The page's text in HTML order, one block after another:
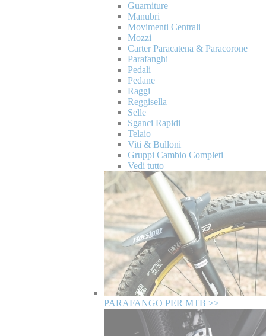
Guarniture
Manubri
Movimenti Centrali
Mozzi
Carter Paracatena & Paracorone
Parafanghi
Pedali
Pedane
Raggi
Reggisella
Selle
Sganci Rapidi
Telaio
Viti & Bulloni
Gruppi Cambio Completi
Vedi tutto
PARAFANGO PER MTB >>